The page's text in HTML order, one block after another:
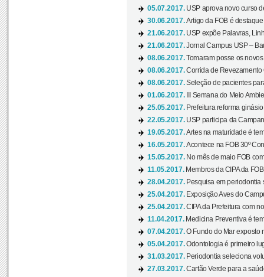
05.07.2017. USP aprova novo curso
30.06.2017.Artigo da FOB é
21.06.2017. USP expõe Palavras,
21.06.2017.Jornal Campus USP –
08.06.2017.Tomaram posse os
08.06.2017.Corrida de Revezamento
08.06.2017.Seleção de pacientes
01.06.2017.
III Semana do Meio
25.05.2017. Prefeitura reforma
22.05.2017. USP participa da
19.05.2017.Artes na maturidade é
16.05.2017.Acontece na FOB 30º
15.05.2017. No mês de maio FOB
11.05.2017. Membros da CIPA da
28.04.2017. Pesquisa em periodontia
25.04.2017. Exposição Aves do
25.04.2017.CIPA da Prefeitura com
11.04.2017. Medicina Preventiva é
07.04.2017.O Fundo do Mar exposto
05.04.2017.Odontologia é primeiro
31.03.2017. Periodontia seleciona
27.03.2017.Cartão Verde para a